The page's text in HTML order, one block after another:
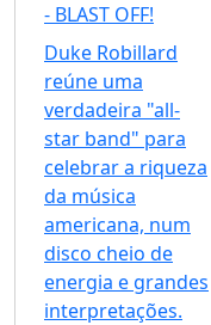
- BLAST OFF!
Duke Robillard
reúne uma
verdadeira "all-
star band" para
celebrar a riqueza
da música
americana, num
disco cheio de
energia e grandes
interpretações.